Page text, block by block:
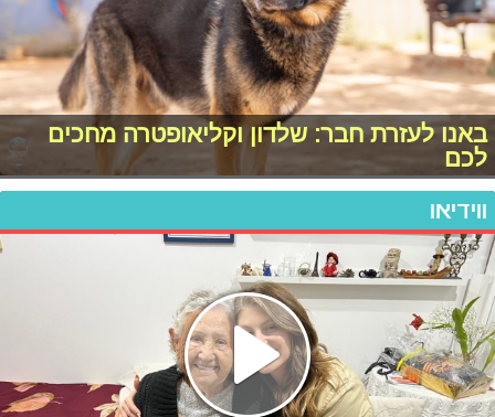
באנו לעזרת חבר: שלדון וקליאופטרה מחכים
לכם
ווידיאו